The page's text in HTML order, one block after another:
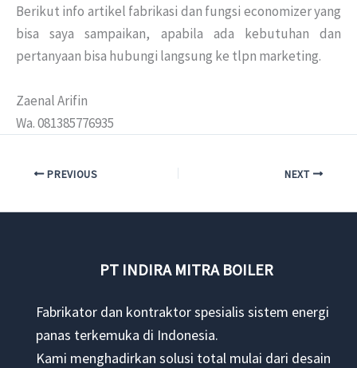
Berikut info artikel fabrikasi dan fungsi economizer yang
bisa saya sampaikan, apabila ada kebutuhan dan
pertanyaan bisa hubungi langsung ke tlpn marketing.
Zaenal Arifin
Wa. 081385776935
PREVIOUS NEXT
PT INDIRA MITRA BOILER
Fabrikator dan kontraktor spesialis sistem energi
panas terkemuka di Indonesia.
Kami menghadirkan solusi total mulai dari desain